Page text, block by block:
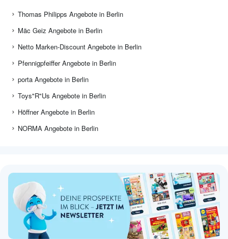
Thomas Philipps Angebote in Berlin
Mäc Geiz Angebote in Berlin
Netto Marken-Discount Angebote in Berlin
Pfennigpfeiffer Angebote in Berlin
porta Angebote in Berlin
Toys"R"Us Angebote in Berlin
Höffner Angebote in Berlin
NORMA Angebote in Berlin